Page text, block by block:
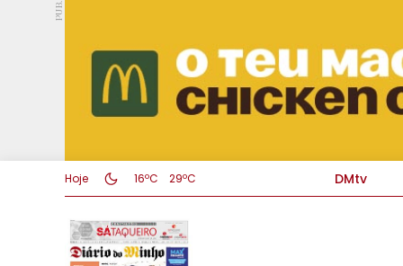
PUB.
Hoje 16ºC 29ºC DMtv